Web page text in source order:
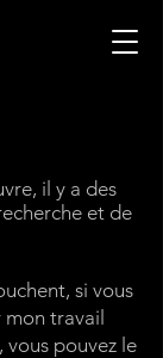
il y a des
et de
si vous
travail
vous pouvez le